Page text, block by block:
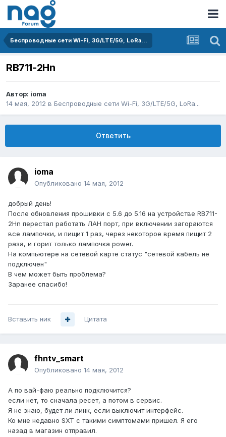
Беспроводные сети Wi-Fi, 3G/LTE/5G, LoRa...
RB711-2Hn
Автор: ioma
14 мая, 2012 в Беспроводные сети Wi-Fi, 3G/LTE/5G, LoRa...
Ответить
ioma
Опубликовано 14 мая, 2012
добрый день!
После обновления прошивки с 5.6 до 5.16 на устройстве RB711-
2Hn перестал работать ЛАН порт, при включении загораются
все лампочки, и пищит 1 раз, через некоторое время пищит 2
раза, и горит только лампочка power.
На компьютере на сетевой карте статус "сетевой кабель не
подключен"
В чем может быть проблема?
Заранее спасибо!
Вставить ник Цитата
fhntv_smart
Опубликовано 14 мая, 2012
А по вай-фаю реально подключится?
если нет, то сначала ресет, а потом в сервис.
Я не знаю, будет ли линк, если выключит интерфейс.
Ко мне недавно SXT с такими симптомами пришел. Я его
назад в магазин отправил.